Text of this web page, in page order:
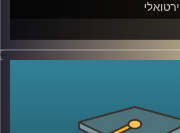
לפוסט דוקטורט ב– NYU,
זמינות, החלפת זהויות
גורמים לנו לסלף את האמת.